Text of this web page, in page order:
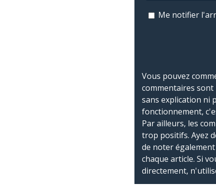
Me notifier
Vous pouvez
commentaires
sans explication ni
fonctionnement,
Par ailleurs, les
trop positifs. Ayez
de noter
chaque article. Si
directement,